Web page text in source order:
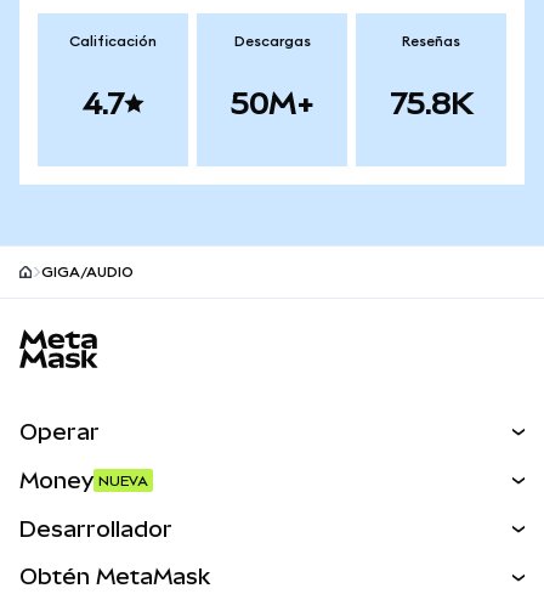
Calificación
4.7
Descargas
50M+
Reseñas
75.8K
GIGA/AUDIO
Operar
Activos del mundo real
Money NUEVA
Desarrollador
Obtén MetaMask